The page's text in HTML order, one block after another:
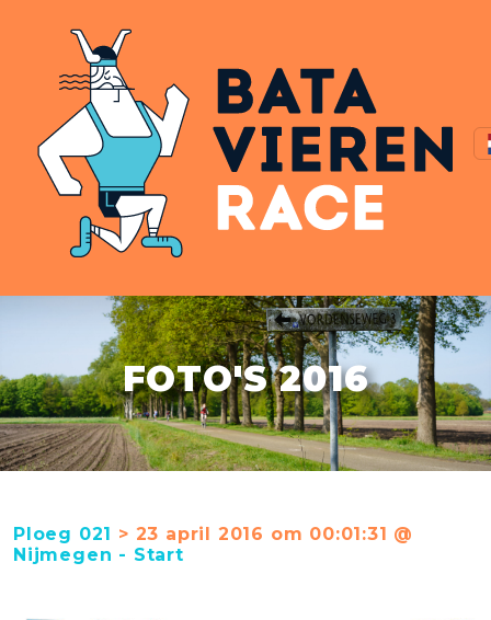
FOTO'S 2016
Ploeg 021 > 23 april 2016 om 00:01:31 @
Nijmegen - Start